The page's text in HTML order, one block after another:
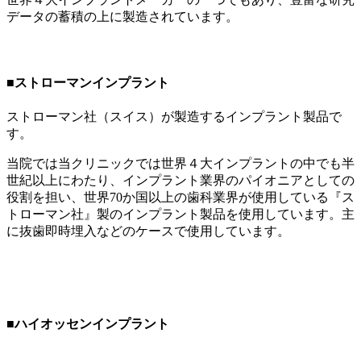
データの蓄積の上に製造されています。
■ストローマンインプラント
ストローマン社（スイス）が製造するインプラント製品で
す。
当院では当クリニックでは世界４大インプラントの中でも半
世紀以上にわたり、インプラント業界のパイオニアとしての
役割を担い、世界70か国以上の歯科業界が使用している『ス
トローマン社』製のインプラント製品を使用しています。主
に抜歯即時埋入などのケースで使用しています。
■ハイオッセンインプラント